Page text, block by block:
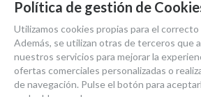
EN STOCK. CÓMPRALO Y LO RECIBIRÁS AL DIA
- +
unidad
Política de gestión de
Utilizamos cookies propias para el
Además, se utilizan otras de terceros que
nuestros servicios para mejorar la
ofertas comerciales personalizadas o
de navegación. Pulse el botón para